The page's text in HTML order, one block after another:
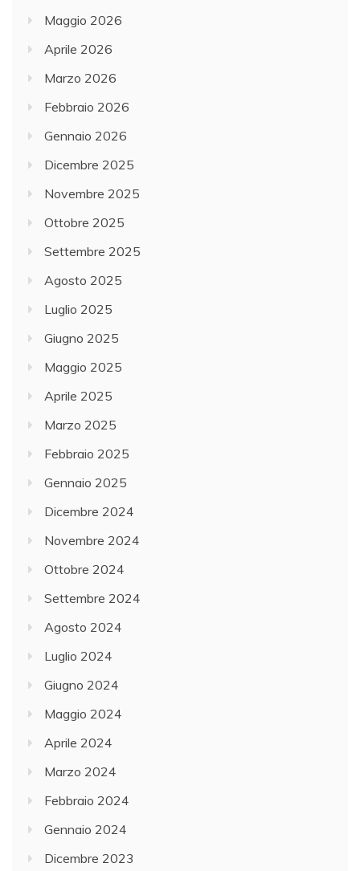
Maggio 2026
Aprile 2026
Marzo 2026
Febbraio 2026
Gennaio 2026
Dicembre 2025
Novembre 2025
Ottobre 2025
Settembre 2025
Agosto 2025
Luglio 2025
Giugno 2025
Maggio 2025
Aprile 2025
Marzo 2025
Febbraio 2025
Gennaio 2025
Dicembre 2024
Novembre 2024
Ottobre 2024
Settembre 2024
Agosto 2024
Luglio 2024
Giugno 2024
Maggio 2024
Aprile 2024
Marzo 2024
Febbraio 2024
Gennaio 2024
Dicembre 2023